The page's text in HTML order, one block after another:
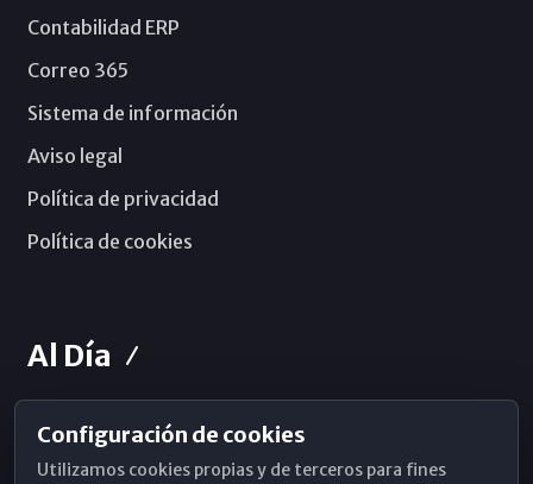
Contabilidad ERP
Correo 365
Sistema de información
Aviso legal
Política de privacidad
Política de cookies
Al Día
Horarios de Misa
Configuración de cookies
Utilizamos cookies propias y de terceros para fines